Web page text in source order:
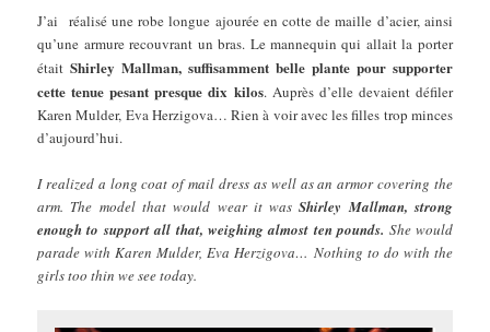
J’ai réalisé une robe longue ajourée en cotte de maille d’acier, ainsi
qu’une armure recouvrant un bras. Le mannequin qui allait la porter
étaitShirley Mallman, suffisamment belle plante pour supporter
cette tenue pesant presque dix kilos. Auprès d’elle devaient défiler
Karen Mulder, Eva Herzigova… Rien à voir avec les filles trop minces
d’aujourd’hui.
I realized a long coat of mail dress as well as an armor covering the
arm. The model that would wear it wasShirley Mallman, strong
enough to support all that, weighing almost ten pounds. She would
parade with Karen Mulder, Eva Herzigova… Nothing to do with the
girls too thin we see today.